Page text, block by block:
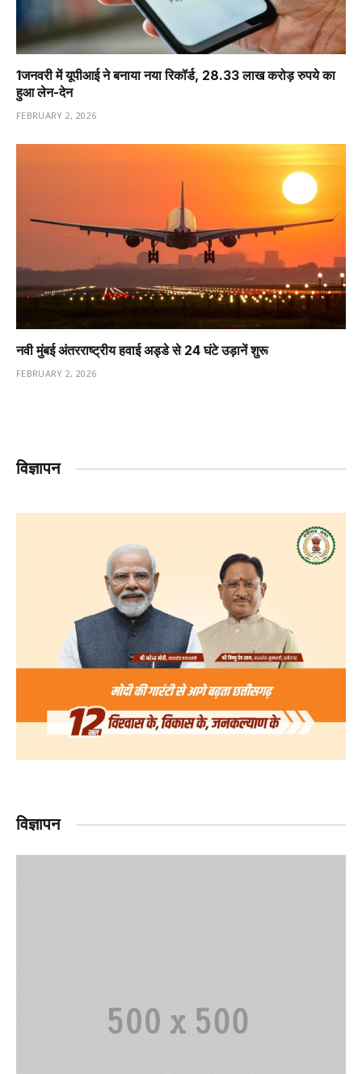
1️जनवरी में यूपीआई ने बनाया नया रिकॉर्ड, 28.33 लाख करोड़ रुपये का
हुआ लेन-देन
FEBRUARY 2, 2026
नवी मुंबई अंतरराष्ट्रीय हवाई अड्डे से 24 घंटे उड़ानें शुरू
FEBRUARY 2, 2026
विज्ञापन
विज्ञापन